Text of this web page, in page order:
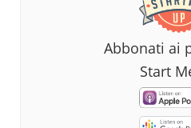
Abbonati ai
Start